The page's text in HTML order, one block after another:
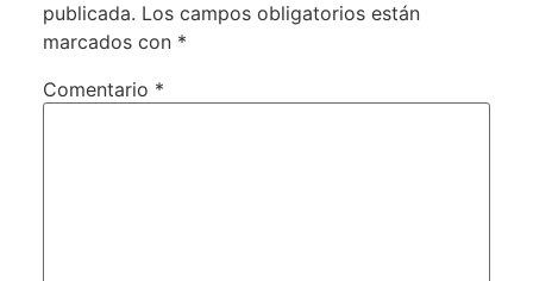
publicada. Los campos obligatorios están
marcados con *
Comentario *